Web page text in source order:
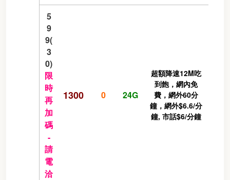
5
9
9(
3
0)
限
時
再
加
碼
-
請
電
洽
1300 0 24G
超額降速12M吃
到飽，網內免
費，網外60分
鐘，網外$6.6/分
鐘, 市話$6/分鐘